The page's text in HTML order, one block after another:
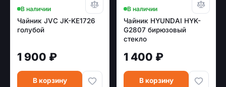
В наличии
Чайник JVC JK-KE1726
голубой
1 900 ₽
В корзину
В наличии
Чайник HYUNDAI HYK-
G2807 бирюзовый
стекло
1 400 ₽
В корзину